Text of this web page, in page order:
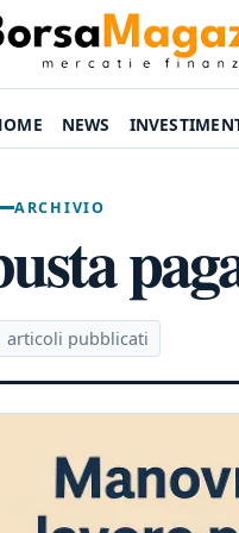
NEWS
ARCHIVIO
articoli pubblicati